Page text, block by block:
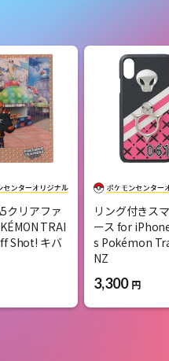
クリアファ
TRAI
Shot! キバ
リング付きス
ース for
s Pokémon
NZ
3,300 円